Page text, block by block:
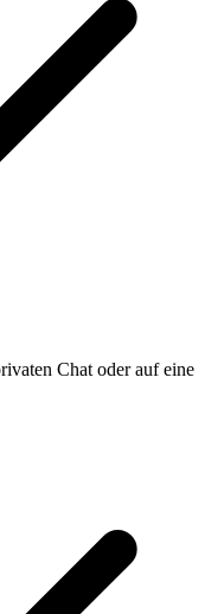
Chat oder auf eine